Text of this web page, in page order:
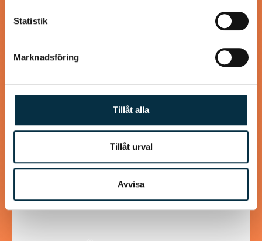
Statistik
Marknadsföring
Tillåt alla
Tillåt urval
Avvisa
En maträtt som, sitt namn till trots, är så dansk den nånsin
kan bli. Ungarna kommer att älska den.